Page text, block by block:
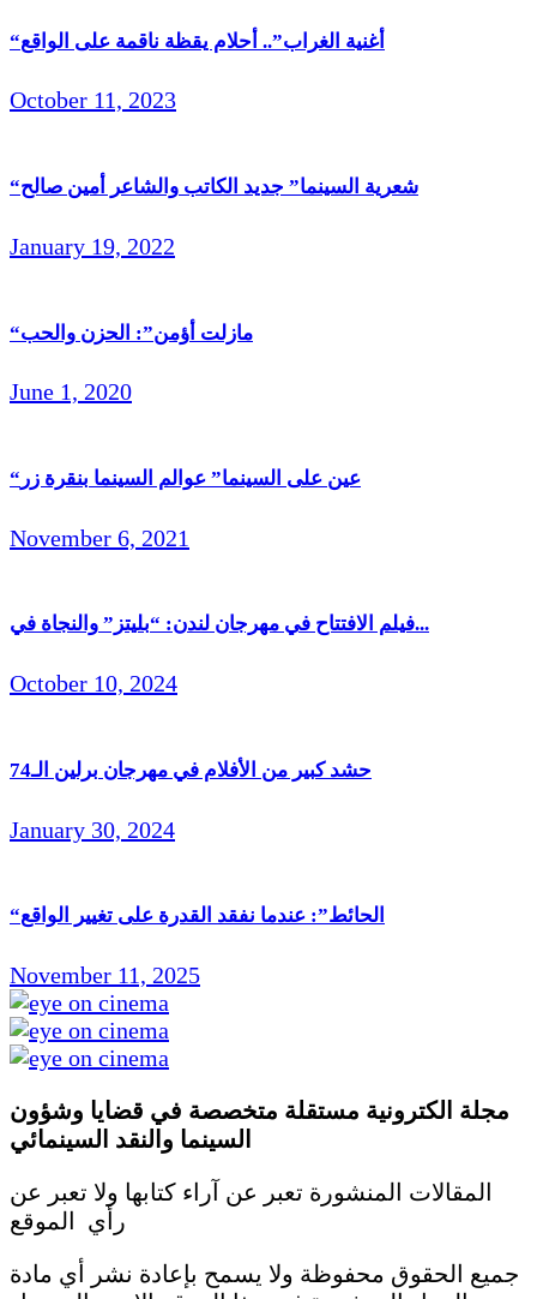
“أغنية الغراب”.. أحلام يقظة ناقمة على الواقع
October 11, 2023
“شعرية السينما” جديد الكاتب والشاعر أمين صالح
January 19, 2022
“مازلت أؤمن”: الحزن والحب
June 1, 2020
“عين على السينما” عوالم السينما بنقرة زر
November 6, 2021
فيلم الافتتاح في مهرجان لندن: “بليتز” والنجاة في...
October 10, 2024
حشد كبير من الأفلام في مهرجان برلين الـ74
January 30, 2024
“الحائط”: عندما نفقد القدرة على تغيير الواقع
November 11, 2025
مجلة الكترونية مستقلة متخصصة في قضايا وشؤون
السينما والنقد السينمائي
المقالات المنشورة تعبر عن آراء كتابها ولا تعبر عن
رأي الموقع
جميع الحقوق محفوظة ولا يسمح بإعادة نشر أي مادة